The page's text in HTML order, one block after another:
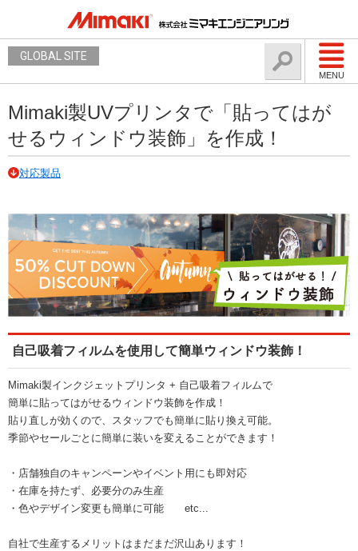
MENU
GLOBAL SITE
Mimaki製UVプリンタで「貼ってはが
せるウィンドウ装飾」を作成！
対応製品
自己吸着フィルムを使用して簡単ウィンドウ装飾！
Mimaki製インクジェットプリンタ + 自己吸着フィルムで
簡単に貼ってはがせるウィンドウ装飾を作成！
貼り直しが効くので、スタッフでも簡単に貼り換え可能。
季節やセールごとに簡単に装いを変えることができます！
・店舗独自のキャンペーンやイベント用にも即対応
・在庫を持たず、必要分のみ生産
・色やデザイン変更も簡単に可能 etc...
自社で生産するメリットはまだまだ沢山あります！